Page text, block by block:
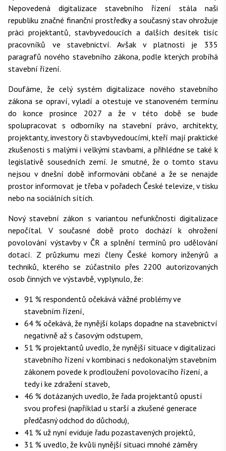
Nepovedená digitalizace stavebního řízení stála naši
republiku značné finanční prostředky a současný stav ohrožuje
práci projektantů, stavbyvedoucích a dalších desítek tisíc
pracovníků ve stavebnictví. Avšak v platnosti je 335
paragrafů nového stavebního zákona, podle kterých probíhá
stavební řízení.
Doufáme, že celý systém digitalizace nového stavebního
zákona se opraví, vyladí a otestuje ve stanoveném termínu
do konce prosince 2027 a že v této době se bude
spolupracovat s odborníky na stavební právo, architekty,
projektanty, investory či stavbyvedoucími, kteří mají praktické
zkušenosti s malými i velkými stavbami, a přihlédne se také k
legislativě sousedních zemí. Je smutné, že o tomto stavu
nejsou v dnešní době informováni občané a že se nenajde
prostor informovat je třeba v pořadech České televize, v tisku
nebo na sociálních sítích.
Nový stavební zákon s variantou nefunkčnosti digitalizace
nepočítal. V současné době proto dochází k ohrožení
povolování výstavby v ČR a splnění termínů pro udělování
dotací. Z průzkumu mezi členy České komory inženýrů a
techniků, kterého se zúčastnilo přes 2200 autorizovaných
osob činných ve výstavbě, vyplynulo, že:
91 % respondentů očekává vážné problémy ve
stavebním řízení,
64 % očekává, že nynější kolaps dopadne na stavebnictví
negativně až s časovým odstupem,
51 % projektantů uvedlo, že nynější situace v digitalizaci
stavebního řízení v kombinaci s nedokonalým stavebním
zákonem povede k prodloužení povolovacího řízení, a
tedy i ke zdražení staveb,
46 % dotázaných uvedlo, že řada projektantů opustí
svou profesi (například u starší a zkušené generace
předčasný odchod do důchodu),
41 % už nyní eviduje řadu pozastavených projektů,
31 % uvedlo, že kvůli nynější situaci mnohé záměry